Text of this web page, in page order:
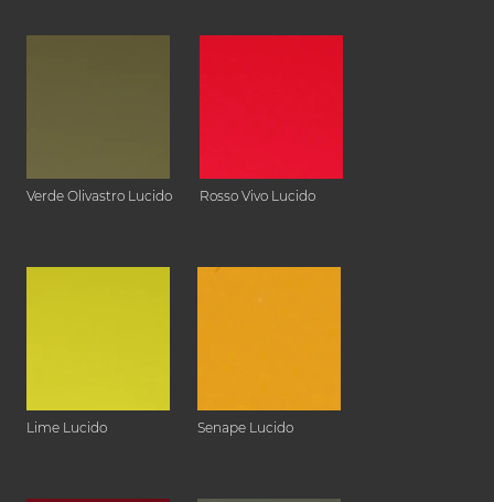
Verde Olivastro Lucido Rosso Vivo Lucido
Lime Lucido Senape Lucido